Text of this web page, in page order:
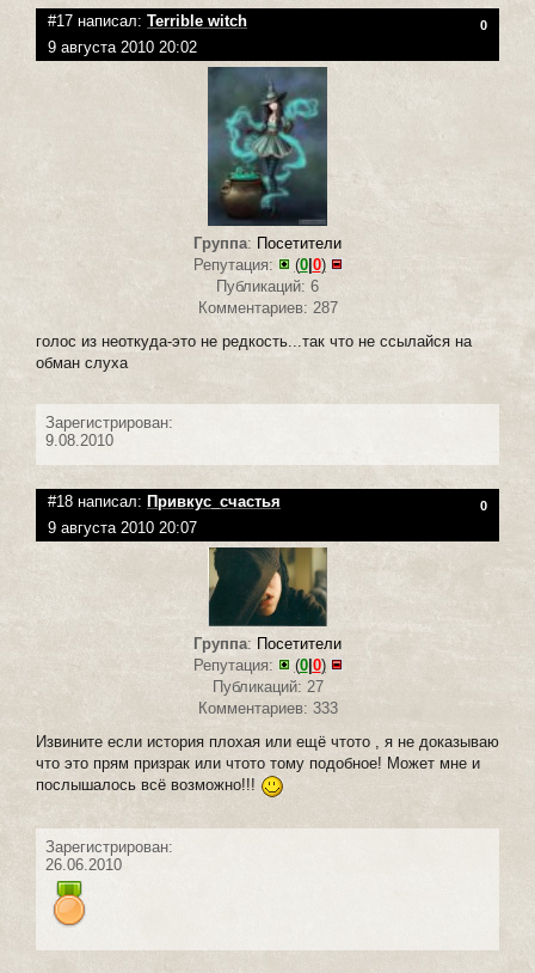
#17 написал: Terrible witch 0
9 августа 2010 20:02
Группа: Посетители
Репутация:
(0|0)
Публикаций: 6
Комментариев: 287
голос из неоткуда-это не редкость...так что не ссылайся на
обман слуха
Зарегистрирован:
9.08.2010
#18 написал: Привкус_счастья 0
9 августа 2010 20:07
Группа: Посетители
Репутация:
(0|0)
Публикаций: 27
Комментариев: 333
Извините если история плохая или ещё чтото , я не доказываю
что это прям призрак или чтото тому подобное! Может мне и
послышалось всё возможно!!!
Зарегистрирован:
26.06.2010